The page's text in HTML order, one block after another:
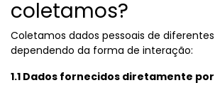
coletamos?
Coletamos dados pessoais de
dependendo da forma de interação:
1.1 Dados fornecidos diretamente